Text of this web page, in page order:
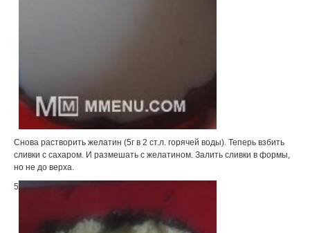
Снова растворить желатин (5г в 2 ст.л. горячей воды). Теперь взбить
сливки с сахаром. И размешать с желатином. Залить сливки в формы,
но не до верха.
5